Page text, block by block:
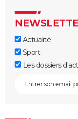
Actualité
Sport
Les dossiers